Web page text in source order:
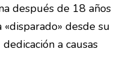
después de 18 años
desde su
a causas